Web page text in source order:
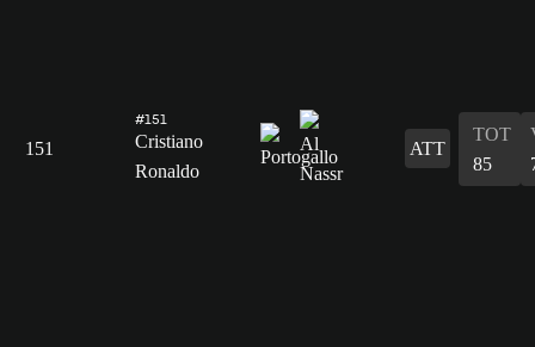
151
#151
Cristiano
Ronaldo
ATT
TOT
85